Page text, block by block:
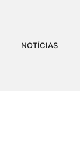
NOTÍCIAS